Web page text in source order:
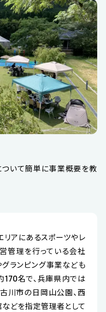
ついて簡単に事業概要を教
リアにあるスポーツやレ
管理を行っている会社
グランピング事業なども
170名で、兵庫県内では
川市の日岡山公園、西
どを指定管理者として